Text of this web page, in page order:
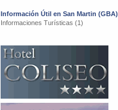
Información Útil en San Martin (GBA)
Informaciones Turísticas (1)